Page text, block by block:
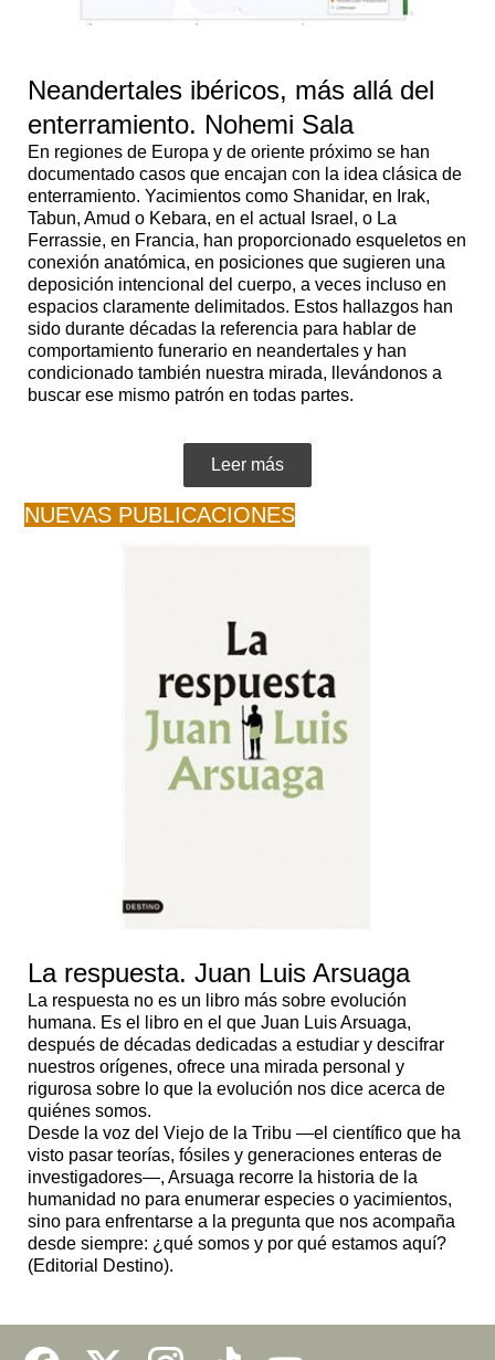
Neandertales ibéricos, más allá del
enterramiento. Nohemi Sala
En regiones de Europa y de oriente próximo se han
documentado casos que encajan con la idea clásica de
enterramiento. Yacimientos como Shanidar, en Irak,
Tabun, Amud o Kebara, en el actual Israel, o La
Ferrassie, en Francia, han proporcionado esqueletos en
conexión anatómica, en posiciones que sugieren una
deposición intencional del cuerpo, a veces incluso en
espacios claramente delimitados. Estos hallazgos han
sido durante décadas la referencia para hablar de
comportamiento funerario en neandertales y han
condicionado también nuestra mirada, llevándonos a
buscar ese mismo patrón en todas partes.
Leer más
NUEVAS PUBLICACIONES
La respuesta. Juan Luis Arsuaga
La respuesta no es un libro más sobre evolución
humana. Es el libro en el que Juan Luis Arsuaga,
después de décadas dedicadas a estudiar y descifrar
nuestros orígenes, ofrece una mirada personal y
rigurosa sobre lo que la evolución nos dice acerca de
quiénes somos.
Desde la voz del Viejo de la Tribu —el científico que ha
visto pasar teorías, fósiles y generaciones enteras de
investigadores—, Arsuaga recorre la historia de la
humanidad no para enumerar especies o yacimientos,
sino para enfrentarse a la pregunta que nos acompaña
desde siempre: ¿qué somos y por qué estamos aquí?
(Editorial Destino).